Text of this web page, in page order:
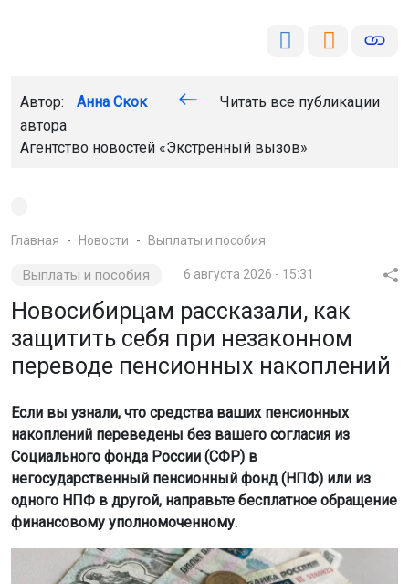
Автор: Анна Скок
Читать все публикации
автора
Агентство новостей «Экстренный вызов»
Главная Новости Выплаты и пособия
Выплаты и пособия 6 августа 2026 - 15:31
Новосибирцам рассказали, как
защитить себя при незаконном
переводе пенсионных накоплений
Если вы узнали, что средства ваших пенсионных
накоплений переведены без вашего согласия из
Социального фонда России (СФР) в
негосударственный пенсионный фонд (НПФ) или из
одного НПФ в другой, направьте бесплатное обращение
финансовому уполномоченному.